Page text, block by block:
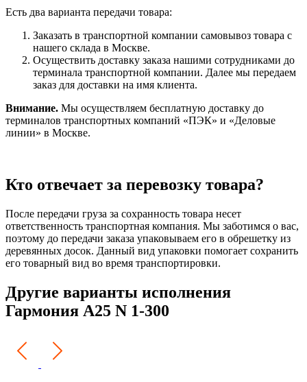
Есть два варианта передачи товара:
Заказать в транспортной компании самовывоз товара с
нашего склада в Москве.
Осуществить доставку заказа нашими сотрудниками до
терминала транспортной компании. Далее мы передаем
заказ для доставки на имя клиента.
Внимание. Мы осуществляем бесплатную доставку до
терминалов транспортных компаний «ПЭК» и «Деловые
линии» в Москве.
Кто отвечает за перевозку товара?
После передачи груза за сохранность товара несет
ответственность транспортная компания. Мы заботимся о вас,
поэтому до передачи заказа упаковываем его в обрешетку из
деревянных досок. Данный вид упаковки помогает сохранить
его товарный вид во время транспортировки.
Другие варианты исполнения
Гармония А25 N 1-300